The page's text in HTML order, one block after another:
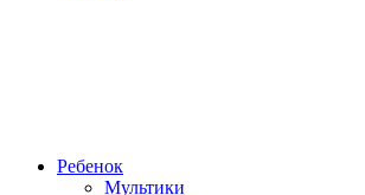
Ребенок
Мультики